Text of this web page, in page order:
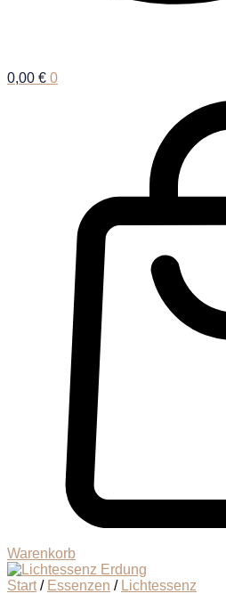
0,00 € 0
Warenkorb
Start / Essenzen / Lichtessenz